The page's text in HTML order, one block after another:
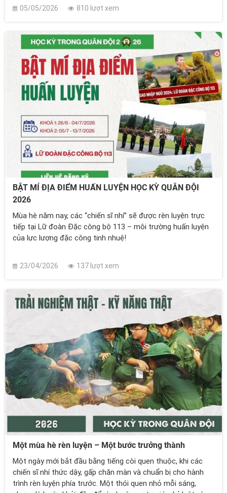
05/05/2026 810 lượt xem
BẬT MÍ ĐỊA ĐIỂM HUẤN LUYỆN HỌC KỲ QUÂN ĐỘI
2026
Mùa hè năm nay, các “chiến sĩ nhí” sẽ được rèn luyện trực
tiếp tại Lữ đoàn Đặc công bộ 113 – môi trường huấn luyện
của lực lượng đặc công tinh nhuệ!
23/04/2026 137 lượt xem
Một mùa hè rèn luyện – Một bước trưởng thành
Một ngày mới bắt đầu bằng tiếng còi quen thuộc, khi các
chiến sĩ nhí thức dậy, gấp chăn màn và chuẩn bị cho hành
trình rèn luyện phía trước. Một thói quen nhỏ mỗi sáng,